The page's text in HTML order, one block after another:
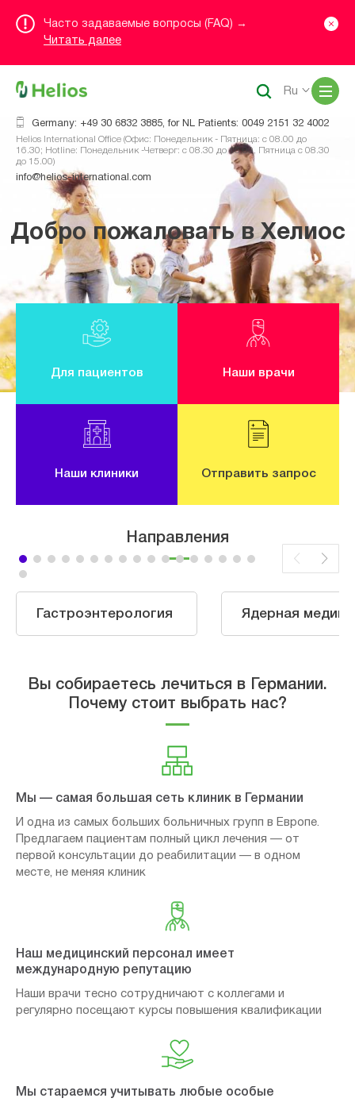
Часто задаваемые вопросы (FAQ) →
Читать далее
Germany: +49 30 6832 3885, for NL Patients: 0049 2151 32 4002
Helios International Office (Офис: Понедельник - Пятница: с 08.00 до
16.30; Hotline: Понедельник -Четверг: с 08.30 до 16.00, Пятница с 08.30
до 15.00)
info@helios-international.com
Ru
Добро пожаловать в Хелиос
Для пациентов Наши врачи
Наши клиники Отправить запрос
Направления
Гастроэнтерология Ядерная
Вы собираетесь лечиться в Германии.
Почему стоит выбрать нас?
Мы — самая большая сеть клиник в Германии
И одна из самых больших больничных групп в Европе.
Предлагаем пациентам полный цикл лечения — от
первой консультации до реабилитации — в одном
месте, не меняя клиник
Наш медицинский персонал имеет
международную репутацию
Наши врачи тесно сотрудничают с коллегами и
регулярно посещают курсы повышения квалификации
Мы стараемся учитывать любые особые